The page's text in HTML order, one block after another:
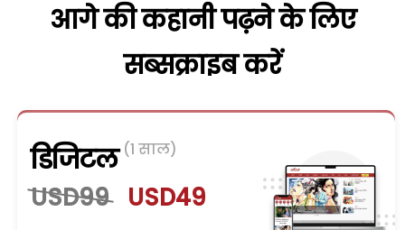
आगे की कहानी पढ़ने के लिए
सब्सक्राइब करें
डिजिटल (1 साल)
USD99 USD49